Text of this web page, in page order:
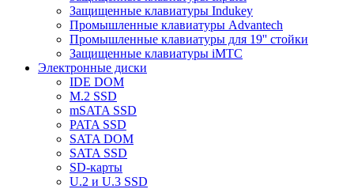
Защищенные клавиатуры Indukey
Промышленные клавиатуры Advantech
Промышленные клавиатуры для 19'' стойки
Защищенные клавиатуры iMTC
Электронные диски
IDE DOM
M.2 SSD
mSATA SSD
PATA SSD
SATA DOM
SATA SSD
SD-карты
U.2 и U.3 SSD